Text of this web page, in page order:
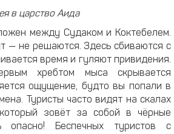
в царство Аида
между Судаком и Коктебелем.
— не решаются. Здесь сбиваются с
время и гуляют привидения.
хребтом мыса скрывается
ощущение, будто вы попали в
Туристы часто видят на скалах
зовёт за собой в чёрные
Беспечных туристов с